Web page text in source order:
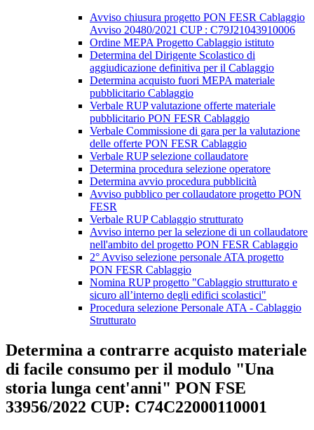
Avviso chiusura progetto PON FESR Cablaggio
Avviso 20480/2021 CUP : C79J21043910006
Ordine MEPA Progetto Cablaggio istituto
Determina del Dirigente Scolastico di
aggiudicazione definitiva per il Cablaggio
Determina acquisto fuori MEPA materiale
pubblicitario Cablaggio
Verbale RUP valutazione offerte materiale
pubblicitario PON FESR Cablaggio
Verbale Commissione di gara per la valutazione
delle offerte PON FESR Cablaggio
Verbale RUP selezione collaudatore
Determina procedura selezione operatore
Determina avvio procedura pubblicità
Avviso pubblico per collaudatore progetto PON
FESR
Verbale RUP Cablaggio strutturato
Avviso interno per la selezione di un collaudatore
nell'ambito del progetto PON FESR Cablaggio
2° Avviso selezione personale ATA progetto
PON FESR Cablaggio
Nomina RUP progetto "Cablaggio strutturato e
sicuro all’interno degli edifici scolastici"
Procedura selezione Personale ATA - Cablaggio
Strutturato
Determina a contrarre acquisto materiale
di facile consumo per il modulo "Una
storia lunga cent'anni" PON FSE
33956/2022 CUP: C74C22000110001